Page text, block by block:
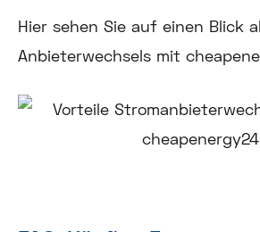
Hier sehen Sie auf einen Blick
Anbieterwechsels mit